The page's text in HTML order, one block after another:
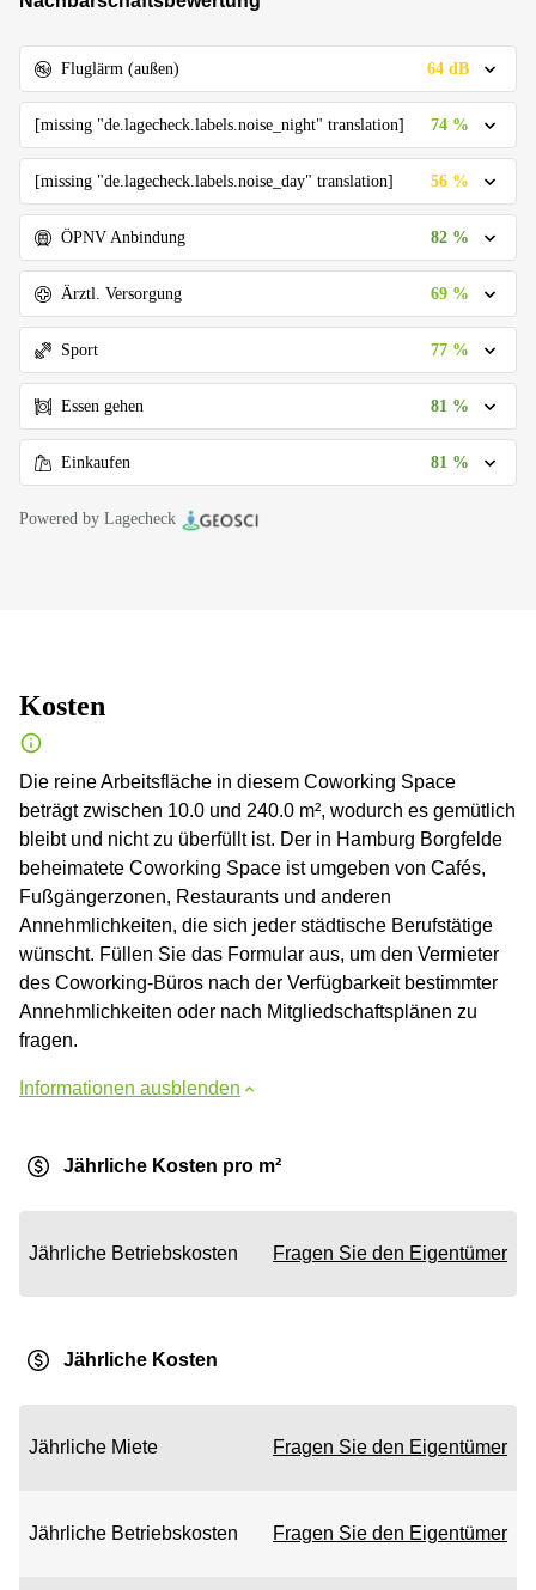
Fluglärm (außen) 64 dB
[missing "de.lagecheck.labels.noise_night" translation] 74 %
[missing "de.lagecheck.labels.noise_day" translation] 56 %
ÖPNV Anbindung 82 %
Ärztl. Versorgung 69 %
Sport 77 %
Essen gehen 81 %
Einkaufen 81 %
Powered by Lagecheck
Kosten
Die reine Arbeitsfläche in diesem Coworking Space
beträgt zwischen 10.0 und 240.0 m², wodurch es gemütlich
bleibt und nicht zu überfüllt ist. Der in Hamburg Borgfelde
beheimatete Coworking Space ist umgeben von Cafés,
Fußgängerzonen, Restaurants und anderen
Annehmlichkeiten, die sich jeder städtische Berufstätige
wünscht. Füllen Sie das Formular aus, um den Vermieter
des Coworking-Büros nach der Verfügbarkeit bestimmter
Annehmlichkeiten oder nach Mitgliedschaftsplänen zu
fragen.
Informationen ausblenden
Jährliche Kosten pro m²
Jährliche Betriebskosten Fragen Sie den Eigentümer
Jährliche Kosten
Jährliche Miete Fragen Sie den Eigentümer
Jährliche Betriebskosten Fragen Sie den Eigentümer